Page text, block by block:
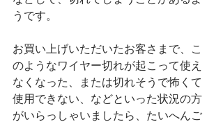
うです。
お買い上げいただいたお客さまで、こ
のようなワイヤー切れが起こって使え
なくなった、または切れそうで怖くて
使用できない、などといった状況の方
がいらっしゃいましたら、たいへんご